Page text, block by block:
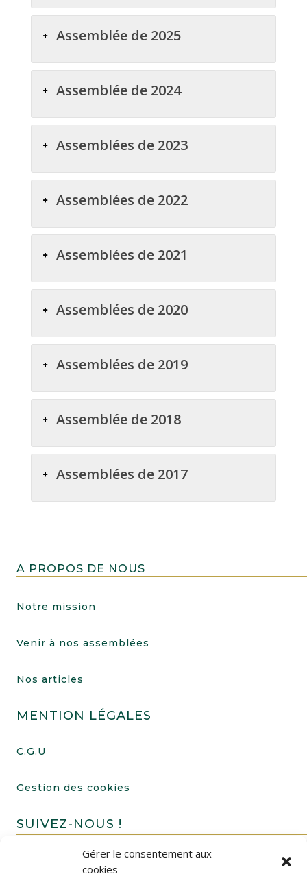
Gérer le consentement aux
cookies
Assemblée de 2025
Assemblée de 2024
Assemblées de 2023
Assemblées de 2022
Assemblées de 2021
Assemblées de 2020
Assemblées de 2019
Assemblée de 2018
Assemblées de 2017
A PROPOS DE NOUS
Notre mission
Venir à nos assemblées
Nos articles
MENTION LÉGALES
C.G.U
Gestion des cookies
SUIVEZ-NOUS !